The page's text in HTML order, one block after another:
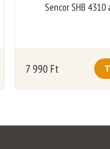
Sencor SHB
7 990 Ft